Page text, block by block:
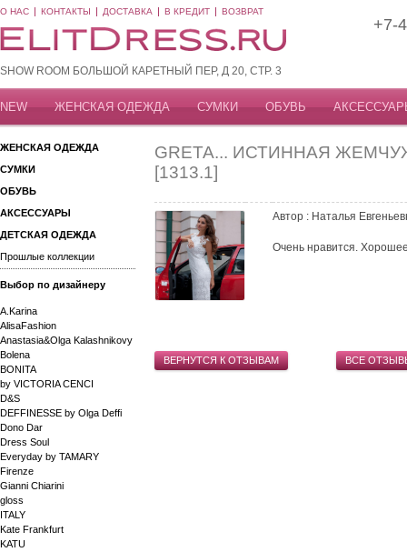
О НАС КОНТАКТЫ ДОСТАВКА В КРЕДИТ ВОЗВРАТ
SHOW ROOM БОЛЬШОЙ КАРЕТНЫЙ ПЕР, Д 20, СТР. 3
+7-
NEW ЖЕНСКАЯ ОДЕЖДА СУМКИ ОБУВЬ
ЖЕНСКАЯ ОДЕЖДА
СУМКИ
ОБУВЬ
АКСЕССУАРЫ
ДЕТСКАЯ ОДЕЖДА
Прошлые коллекции
Выбор по дизайнеру
A.Karina
AlisaFashion
Anastasia&Olga Kalashnikovy
Bolena
BONITA
by VICTORIA CENCI
D&S
DEFFINESSE by Olga Deffi
Dono Dar
Dress Soul
Everyday by TAMARY
Firenze
Gianni Chiarini
gloss
ITALY
Kate Frankfurt
KATU
GRETA... ИСТИННАЯ
[1313.1]
Автор : Наталья
Очень нравится.
ВЕРНУТСЯ К ОТЗЫВАМ ВСЕ